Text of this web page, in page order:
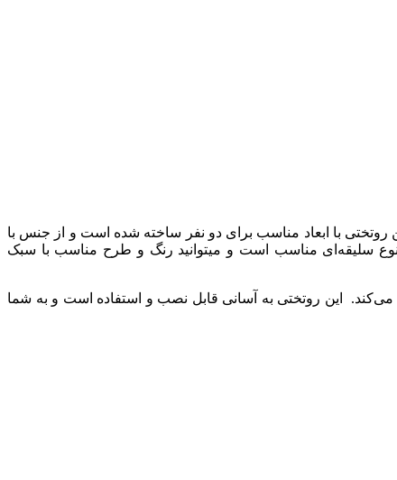
این روتختی با ابعاد مناسب برای دو نفر ساخته شده است و از جنس با
نوع سلیقه‌ای مناسب است و میتوانید رنگ و طرح مناسب با سبک
این روتختی به آسانی قابل نصب و استفاده است و به شما